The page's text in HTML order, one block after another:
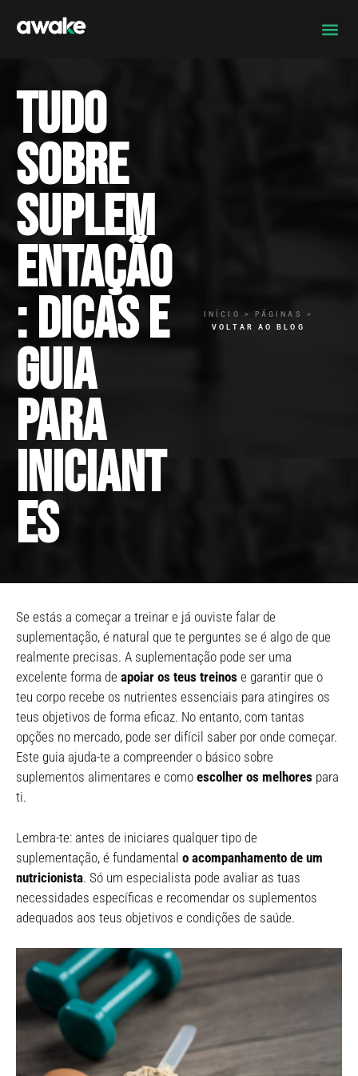
Tudo
sobre
suplem
entação
: dicas e
guia
para
iniciant
es
INÍCIO > PÁGINAS >
VOLTAR AO BLOG
Se estás a começar a treinar e já ouviste falar de
suplementação, é natural que te perguntes se é algo de que
realmente precisas. A suplementação pode ser uma
excelente forma de apoiar os teus treinos e garantir que o
teu corpo recebe os nutrientes essenciais para atingires os
teus objetivos de forma eficaz. No entanto, com tantas
opções no mercado, pode ser difícil saber por onde começar.
Este guia ajuda-te a compreender o básico sobre
suplementos alimentares e como escolher os melhores para
ti.
Lembra-te: antes de iniciares qualquer tipo de
suplementação, é fundamental o acompanhamento de um
nutricionista. Só um especialista pode avaliar as tuas
necessidades específicas e recomendar os suplementos
adequados aos teus objetivos e condições de saúde.